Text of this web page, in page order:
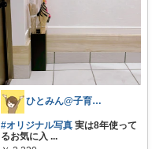
ひとみん@子育てと可愛いもの好き⚮̈
#オリジナル写真 実は8年使って
るお気に入 ...